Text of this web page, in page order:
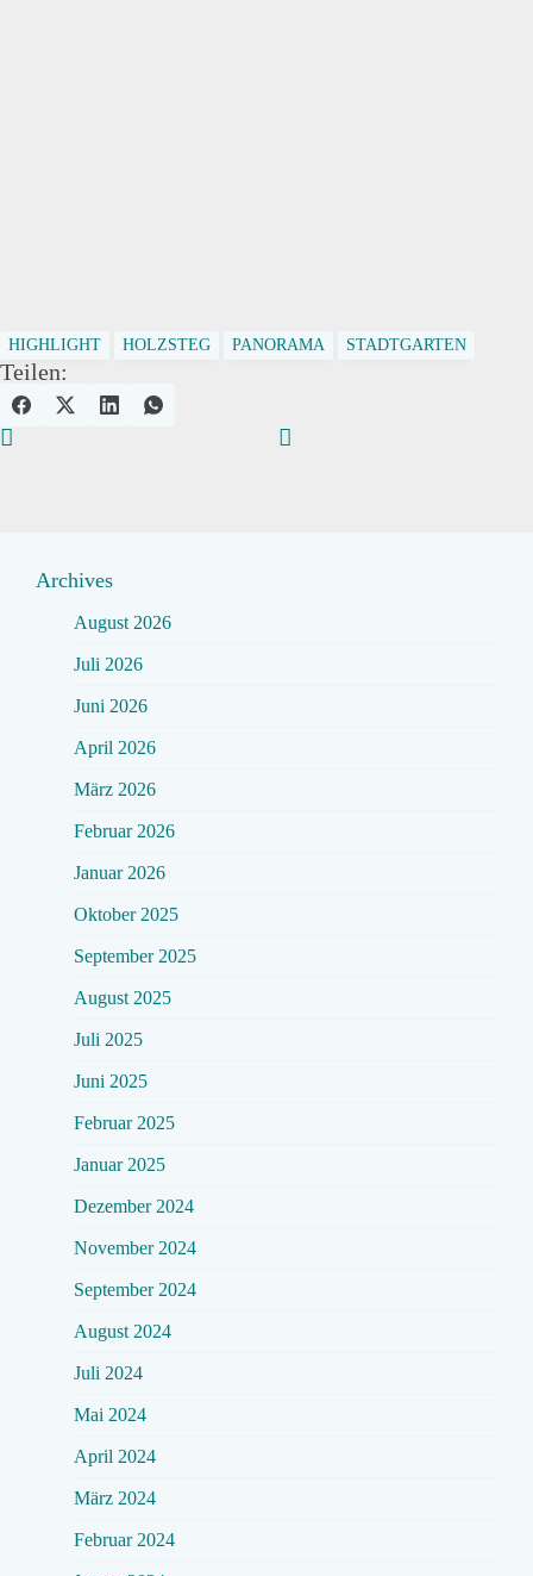
HIGHLIGHT HOLZSTEG PANORAMA STADTGARTEN
Teilen:
Archives
August 2026
Juli 2026
Juni 2026
April 2026
März 2026
Februar 2026
Januar 2026
Oktober 2025
September 2025
August 2025
Juli 2025
Juni 2025
Februar 2025
Januar 2025
Dezember 2024
November 2024
September 2024
August 2024
Juli 2024
Mai 2024
April 2024
März 2024
Februar 2024